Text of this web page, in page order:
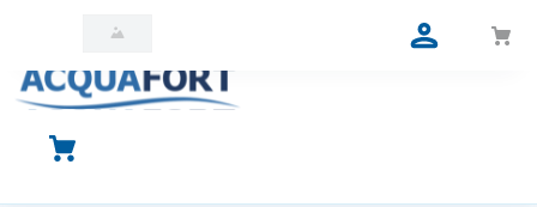
O que você está procurando?